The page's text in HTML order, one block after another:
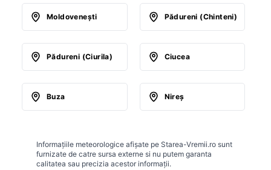
Moldoveneşti Pădureni (Chinteni)
Pădureni (Ciurila) Ciucea
Buza Nireş
Informațiile meteorologice afișate pe Starea-Vremii.ro sunt
furnizate de catre sursa externe si nu putem garanta
calitatea sau precizia acestor informații.